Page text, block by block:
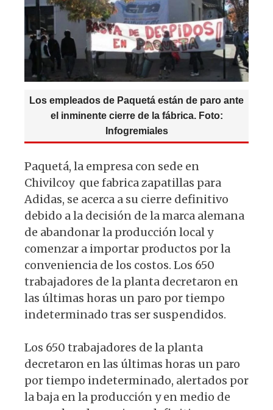
p
k
Los empleados de Paquetá están de paro ante
el inminente cierre de la fábrica. Foto:
Infogremiales
Paquetá, la empresa con sede en
Chivilcoy que fabrica zapatillas para
Adidas, se acerca a su cierre definitivo
debido a la decisión de la marca alemana
de abandonar la producción local y
comenzar a importar productos por la
conveniencia de los costos. Los 650
trabajadores de la planta decretaron en
las últimas horas un paro por tiempo
indeterminado tras ser suspendidos.
Los 650 trabajadores de la planta
decretaron en las últimas horas un paro
por tiempo indeterminado, alertados por
la baja en la producción y en medio de